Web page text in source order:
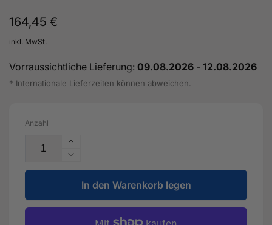
Normaler
Preis
164,45 €
inkl. MwSt.
Vorraussichtliche Lieferung: 09.08.2026 - 12.08.2026
* Internationale Lieferzeiten können abweichen.
Anzahl
Erhöhe
die
Menge
für
Aufnahme
-
Verringere
die
Menge
für
Aufnahme
In den Warenkorb legen